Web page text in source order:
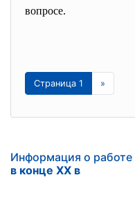
вопросе.
Страница 1 »
Информация о работе
в конце XX в